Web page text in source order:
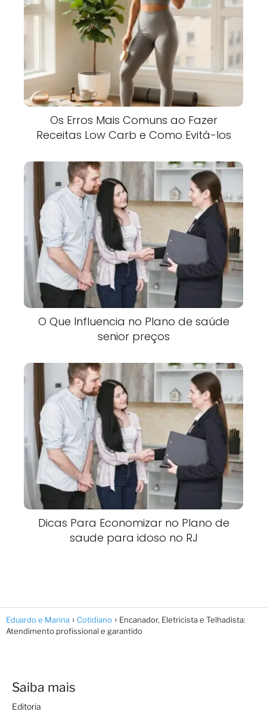
Os Erros Mais Comuns ao Fazer
Receitas Low Carb e Como Evitá-los
O Que Influencia no Plano de saúde
senior preços
Dicas Para Economizar no Plano de
saude para idoso no RJ
Eduardo e Marina Cotidiano
Encanador, Eletricista e Telhadista:
Atendimento profissional e garantido
Saiba mais
Editoria